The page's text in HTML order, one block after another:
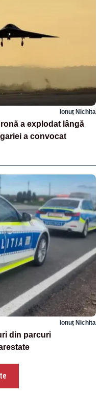
Ionuț Nichita
a explodat lângă
a convocat
Ionuț Nichita
din parcuri